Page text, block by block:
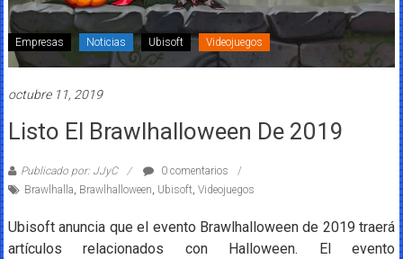
Empresas Noticias Ubisoft Videojuegos
octubre 11, 2019
Listo El Brawlhalloween De 2019
Publicado por: JJyC
0 comentarios
Brawlhalla, Brawlhalloween, Ubisoft, Videojuegos
Ubisoft anuncia que el evento Brawlhalloween de 2019 traerá
artículos relacionados con Halloween. El evento